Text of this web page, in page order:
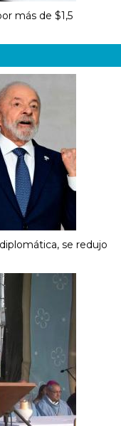
más de $1,5
se redujo